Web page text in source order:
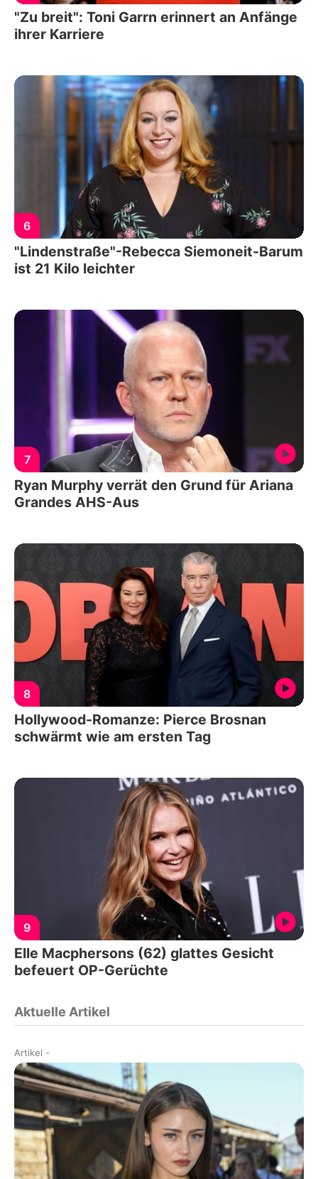
"Zu breit": Toni Garrn erinnert an Anfänge
ihrer Karriere
6
"Lindenstraße"-Rebecca Siemoneit-Barum
ist 21 Kilo leichter
7
Ryan Murphy verrät den Grund für Ariana
Grandes AHS-Aus
8
Hollywood-Romanze: Pierce Brosnan
schwärmt wie am ersten Tag
9
Elle Macphersons (62) glattes Gesicht
befeuert OP-Gerüchte
Aktuelle Artikel
Artikel -